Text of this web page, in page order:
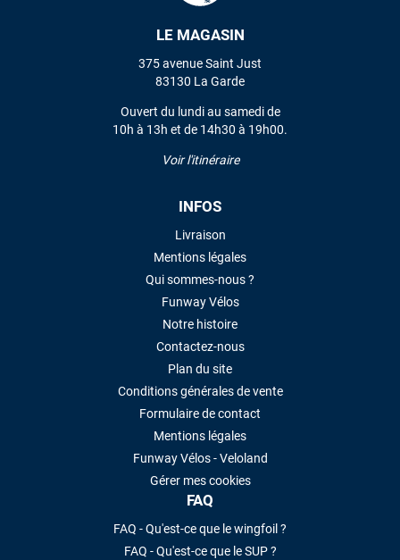
LE MAGASIN
375 avenue Saint Just
83130 La Garde
Ouvert du lundi au samedi de
10h à 13h et de 14h30 à 19h00.
Voir l'itinéraire
INFOS
Livraison
Mentions légales
Qui sommes-nous ?
Funway Vélos
Notre histoire
Contactez-nous
Plan du site
Conditions générales de vente
Formulaire de contact
Mentions légales
Funway Vélos - Veloland
Gérer mes cookies
FAQ
FAQ - Qu'est-ce que le wingfoil ?
FAQ - Qu'est-ce que le SUP ?
VOIR TOUS LES AVIS
LAISSER UN AVIS